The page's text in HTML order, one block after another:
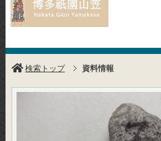
検索トップ 資料情報